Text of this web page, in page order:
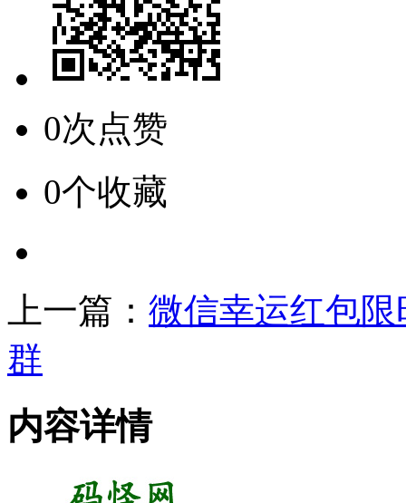
0次点赞
0个收藏
上一篇： 微信幸运红包限
群
内容详情